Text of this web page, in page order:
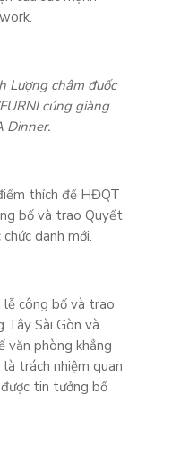
Lượng châm đuốc
cúng giàng
Dinner.
thích để HĐQT
bố và trao Quyết
danh mới.
công bố và trao
Tây Sài Gòn và
văn phòng khẳng
trách nhiệm quan
tin tưởng bổ